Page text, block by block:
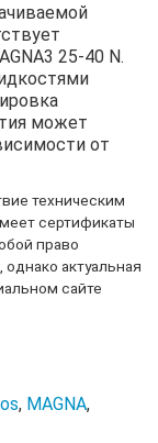
25-40 N.
может
от
техническим
сертификаты
право
актуальная
сайте
, MAGNA,